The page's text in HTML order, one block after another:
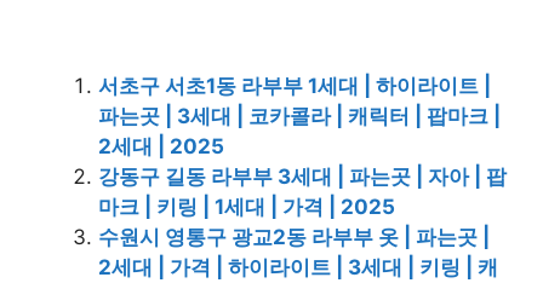
서초구 서초1동 라부부 1세대 | 하이라이트 |
파는곳 | 3세대 | 코카콜라 | 캐릭터 | 팝마크 |
2세대 | 2025
강동구 길동 라부부 3세대 | 파는곳 | 자아 | 팝
마크 | 키링 | 1세대 | 가격 | 2025
수원시 영통구 광교2동 라부부 옷 | 파는곳 |
2세대 | 가격 | 하이라이트 | 3세대 | 키링 | 캐